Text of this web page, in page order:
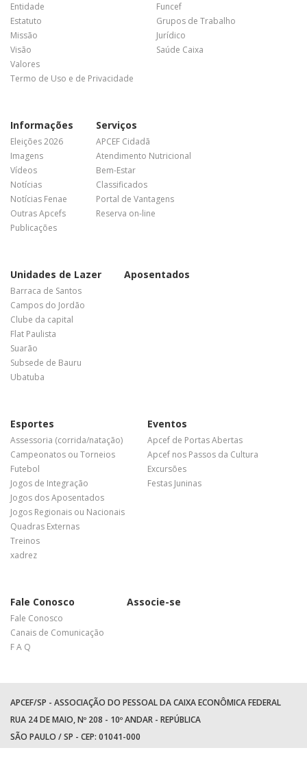
Entidade
Estatuto
Missão
Visão
Valores
Termo de Uso e de Privacidade
Funcef
Grupos de Trabalho
Jurídico
Saúde Caixa
Informações
Eleições 2026
Imagens
Vídeos
Notícias
Notícias Fenae
Outras Apcefs
Publicações
Serviços
APCEF Cidadã
Atendimento Nutricional
Bem-Estar
Classificados
Portal de Vantagens
Reserva on-line
Unidades de Lazer
Barraca de Santos
Campos do Jordão
Clube da capital
Flat Paulista
Suarão
Subsede de Bauru
Ubatuba
Aposentados
Esportes
Assessoria (corrida/natação)
Campeonatos ou Torneios
Futebol
Jogos de Integração
Jogos dos Aposentados
Jogos Regionais ou Nacionais
Quadras Externas
Treinos
xadrez
Eventos
Apcef de Portas Abertas
Apcef nos Passos da Cultura
Excursões
Festas Juninas
Fale Conosco
Fale Conosco
Canais de Comunicação
F A Q
Associe-se
APCEF/SP - ASSOCIAÇÃO DO PESSOAL DA CAIXA ECONÔMICA FEDERAL
RUA 24 DE MAIO, Nº 208 - 10º ANDAR - REPÚBLICA
SÃO PAULO / SP - CEP: 01041-000